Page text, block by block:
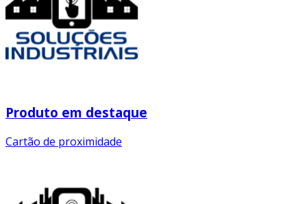
Produto em destaque
Cartão de proximidade